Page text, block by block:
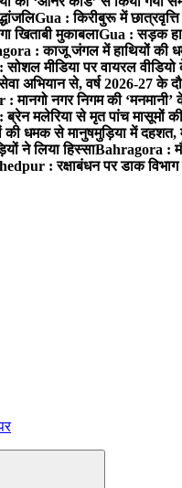
Gua : किरीबुरू में
खिताबी मुकाबलाGua : सड़क
: काजू जंगल में हाथियों की
मीडिया पर वायरल
अभियान से, वर्ष 2026-27 के
मानगो नगर निगम की
मलेरिया से मृत पांच मासूमों
धमक से मानुषमुड़िया में दहशत,
ने लिया हिस्साBahragora :
: रक्षाबंधन पर डाक